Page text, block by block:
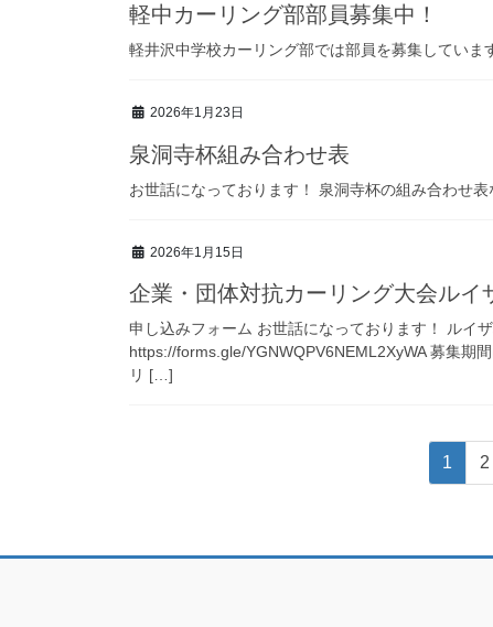
軽中カーリング部部員募集中！
軽井沢中学校カーリング部では部員を募集していま
2026年1月23日
泉洞寺杯組み合わせ表
お世話になっております！ 泉洞寺杯の組み合わせ表
2026年1月15日
企業・団体対抗カーリング大会ル
申し込みフォーム お世話になっております！ ルイ
https://forms.gle/YGNWQPV6NEML2XyWA 募集期
リ […]
ペ
固
定
1
固
2